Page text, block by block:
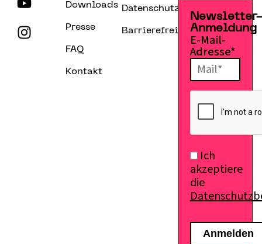
Downloads
Presse
FAQ
Kontakt
Datenschutzerklärung
Barrierefreiheitserklärung
Anmeldung
E-Mail-
Adresse*
Ich
akzeptiere
die